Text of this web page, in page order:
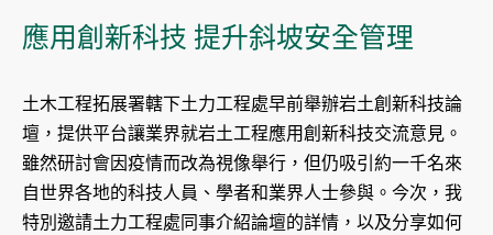
應用創新科技 提升斜坡安全管理
土木工程拓展署轄下土力工程處早前舉辦岩土創新科技論
壇，提供平台讓業界就岩土工程應用創新科技交流意見。
雖然研討會因疫情而改為視像舉行，但仍吸引約一千名來
自世界各地的科技人員、學者和業界人士參與。今次，我
特別邀請土力工程處同事介紹論壇的詳情，以及分享如何